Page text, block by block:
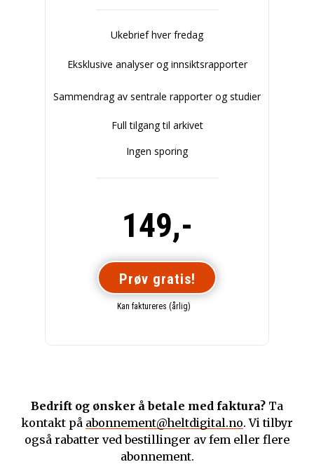
Ukebrief hver fredag
Eksklusive analyser og innsiktsrapporter
Sammendrag av sentrale rapporter og studier
Full tilgang til arkivet
Ingen sporing
149,-
Prøv gratis!
Kan faktureres (årlig)
Bedrift og ønsker å betale med faktura? Ta
kontakt på abonnement@heltdigital.no. Vi tilbyr
også rabatter ved bestillinger av fem eller flere
abonnement.